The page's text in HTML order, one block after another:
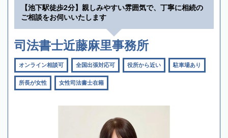
【池下駅徒歩2分】親しみやすい雰囲気で、丁寧に相続の
ご相談をお伺いいたします
司法書士近藤麻里事務所
オンライン相談可 全国出張対応可 役所から近い 駐車場あり
所長が女性 女性司法書士在籍